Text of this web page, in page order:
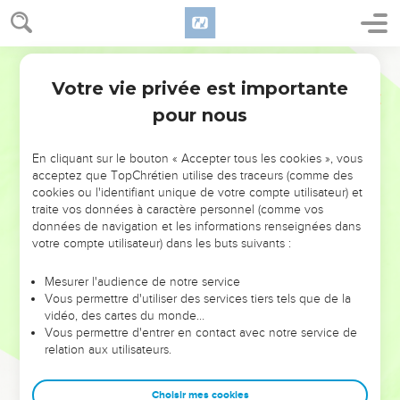
NE MANQUEZ PAS L’ÉVÉNEMENT
DE L’ANNÉE !
ET SI LEURS ERREURS POUVAIENT VOUS ÉVITER LES
VOTRES ?
leur foi ou leur vision. Mais on voit moins les doutes, les erreurs
et les saisons difficiles qu'ils ont traversés, alors même que ce
sont elles qui les ont façonnés.
Dans cette conférence, leaders, entrepreneurs, et responsables
clés pour avancer avec plus de sagesse afin que leurs erreurs
Votre vie privée est importante
pour nous
En cliquant sur le bouton « Accepter tous les cookies », vous
acceptez que TopChrétien utilise des traceurs (comme des
cookies ou l'identifiant unique de votre compte utilisateur) et
traite vos données à caractère personnel (comme vos
données de navigation et les informations renseignées dans
votre compte utilisateur) dans les buts suivants :
Mesurer l'audience de notre service
Vous permettre d'utiliser des services tiers tels que de la
vidéo, des cartes du monde…
Vous permettre d'entrer en contact avec notre service de
relation aux utilisateurs.
Choisir mes cookies